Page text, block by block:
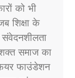
को भी
शिक्षा के
समाज का
फाउंडेशन